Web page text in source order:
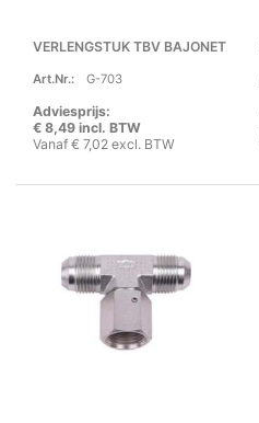
VERLENGSTUK TBV BAJONET
Art.Nr.: G-703
Adviesprijs:
€ 8,49 incl. BTW
Vanaf € 7,02 excl. BTW